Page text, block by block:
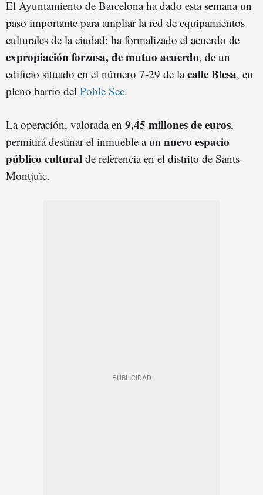
El Ayuntamiento de Barcelona ha dado esta semana un
paso importante para ampliar la red de equipamientos
culturales de la ciudad: ha formalizado el acuerdo de
expropiación forzosa, de mutuo acuerdo, de un
edificio situado en el número 7-29 de lacalle Blesa, en
pleno barrio del Poble Sec.
La operación, valorada en 9,45 millones de euros,
permitirá destinar el inmueble a un nuevo espacio
público cultural de referencia en el distrito de Sants-
Montjuïc.